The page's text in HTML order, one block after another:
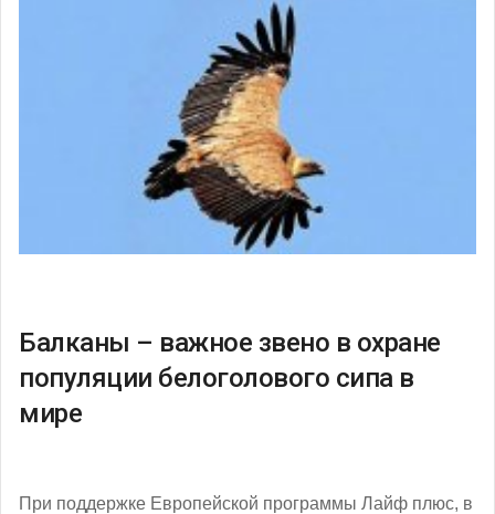
Балканы – важное звено в охране
популяции белоголового сипа в
мире
При поддержке Европейской программы Лайф плюс, в